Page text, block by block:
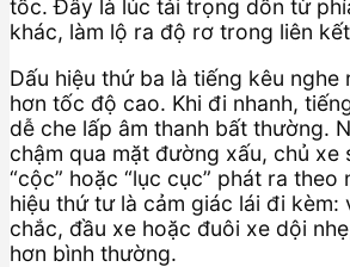
tốc. Đây là lúc tải trọng dồn từ
khác, làm lộ ra độ rơ trong liên
Dấu hiệu thứ ba là tiếng kêu
hơn tốc độ cao. Khi đi nhanh,
dễ che lấp âm thanh bất thường.
chậm qua mặt đường xấu, chủ xe
“cộc” hoặc “lục cục” phát ra theo
hiệu thứ tư là cảm giác lái đi kèm:
chắc, đầu xe hoặc đuôi xe dội
hơn bình thường.